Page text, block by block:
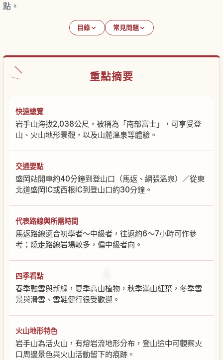
點。
目錄 常見問題
重點摘要
快速總覽
岩手山海拔2,038公尺，被稱為「南部富士」，可享受登
山、火山地形景觀，以及山麓溫泉等體驗。
交通要點
盛岡站開車約40分鐘到登山口（馬返、網張溫泉）／從東
北道盛岡IC或西根IC到登山口約30分鐘。
代表路線與所需時間
馬返路線適合初學者～中級者，往返約6～7小時可作參
考；燒走路線岩場較多，偏中級者向。
四季看點
春季融雪與新綠，夏季高山植物，秋季滿山紅葉，冬季雪
景與滑雪、雪鞋健行很受歡迎。
火山地形特色
岩手山為活火山，有熔岩流地形分布，登山途中可觀察火
口周邊景色與火山活動留下的痕跡。